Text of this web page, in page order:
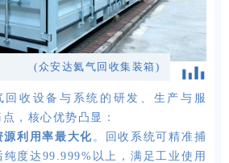
(众安达氦气回收集装箱)
收设备与系统的研发、生产与服
，核心优势凸显：
源利用率最大化。回收系统可精准捕
度达99.999%以上，满足工业使用